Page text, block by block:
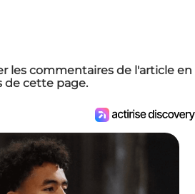
les commentaires de l'article en
de cette page.